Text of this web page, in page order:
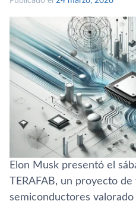
Elon Musk presentó el
TERAFAB, un proyecto
semiconductores